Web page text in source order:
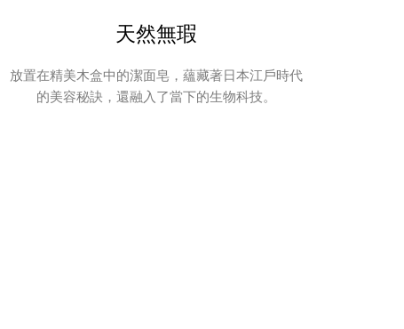
天然無瑕
放置在精美木盒中的潔面皂，蘊藏著日本江戶時代
的美容秘訣，還融入了當下的生物科技。